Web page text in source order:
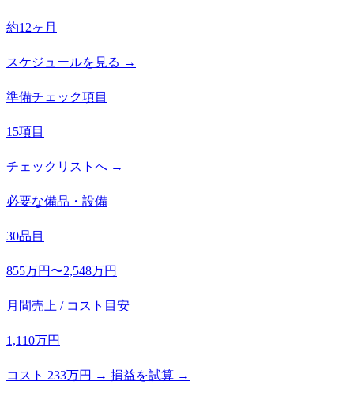
約12ヶ月
スケジュールを見る →
準備チェック項目
15項目
チェックリストへ →
必要な備品・設備
30品目
855万円〜2,548万円
月間売上 / コスト目安
1,110万円
コスト 233万円 → 損益を試算 →